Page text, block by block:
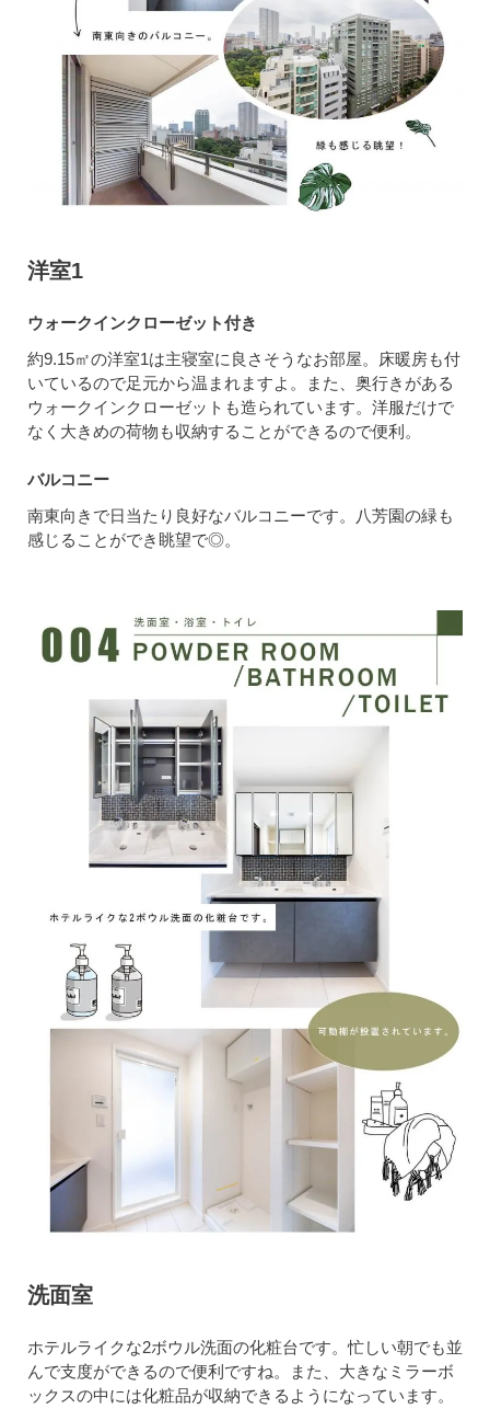
洋室1
ウォークインクローゼット付き
約9.15㎡の洋室1は主寝室に良さそうなお部屋。床暖房も付
いているので足元から温まれますよ。また、奥行きがある
ウォークインクローゼットも造られています。洋服だけで
なく大きめの荷物も収納することができるので便利。
バルコニー
南東向きで日当たり良好なバルコニーです。八芳園の緑も
感じることができ眺望で◎。
洗面室
ホテルライクな2ボウル洗面の化粧台です。忙しい朝でも並
んで支度ができるので便利ですね。また、大きなミラーボ
ックスの中には化粧品が収納できるようになっています。